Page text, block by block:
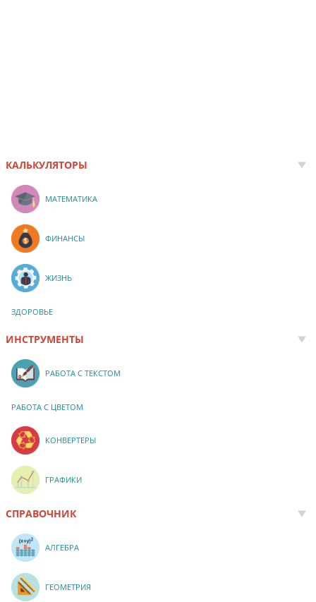
КАЛЬКУЛЯТОРЫ
МАТЕМАТИКА
ФИНАНСЫ
ЖИЗНЬ
ЗДОРОВЬЕ
ИНСТРУМЕНТЫ
РАБОТА С ТЕКСТОМ
РАБОТА С ЦВЕТОМ
КОНВЕРТЕРЫ
ГРАФИКИ
СПРАВОЧНИК
АЛГЕБРА
ГЕОМЕТРИЯ